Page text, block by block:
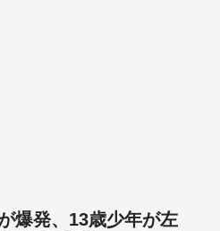
爆発、13歳少年が左